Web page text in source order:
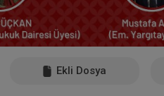
Ekli Dosya